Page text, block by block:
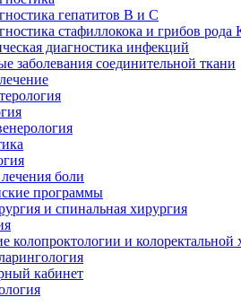
гепатитов B и C
стафиллокока и грибов рода
диагностика инфекций
заболевания соединительной ткани
боли
программы
и спинальная хирургия
колопроктологии и колоректальной
кабинет